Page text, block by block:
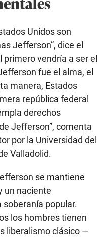
Unidos son
Jefferson”, dice el
primero vendría a ser el
fue el alma, el
manera, Estados
república federal
derechos
Jefferson”, comenta
por la Universidad del
Valladolid.
se mantiene
un naciente
soberanía popular.
los hombres tienen
liberalismo clásico —